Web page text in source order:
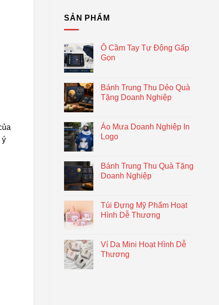
SẢN PHẨM
Ô Cầm Tay Tự Động Gấp
Gọn
Bánh Trung Thu Dẻo Quà
Tặng Doanh Nghiệp
Áo Mưa Doanh Nghiệp In
Logo
Bánh Trung Thu Quà Tặng
Doanh Nghiệp
Túi Đựng Mỹ Phẩm Hoạt
Hình Dễ Thương
Ví Da Mini Hoạt Hình Dễ
Thương
ý